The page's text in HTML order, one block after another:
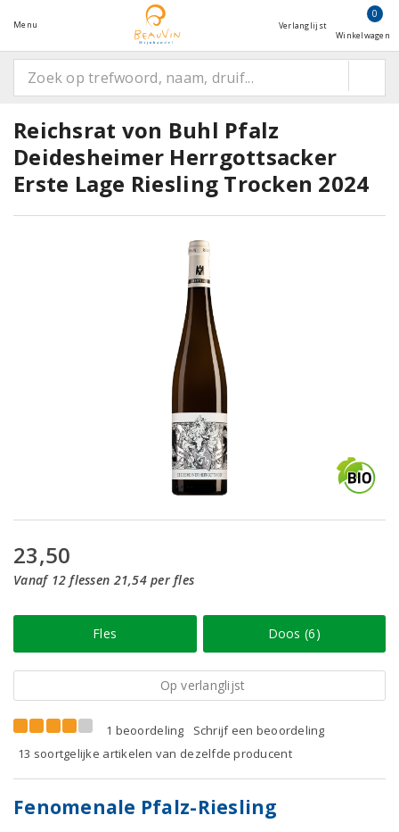
Menu Verlanglijst
0
Winkelwagen
Reichsrat von Buhl Pfalz
Deidesheimer Herrgottsacker
Erste Lage Riesling Trocken 2024
23,50
Vanaf 12 flessen 21,54 per fles
Fles Doos (6)
Op verlanglijst
1 beoordeling
Schrijf een beoordeling
13 soortgelijke artikelen van dezelfde producent
Fenomenale Pfalz-Riesling